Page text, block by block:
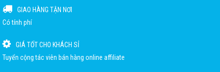
GIAO HÀNG TẬN NƠI
Có tính phí
GIÁ TỐT CHO KHÁCH SỈ
Tuyển cộng tác viên bán hàng online affiliate